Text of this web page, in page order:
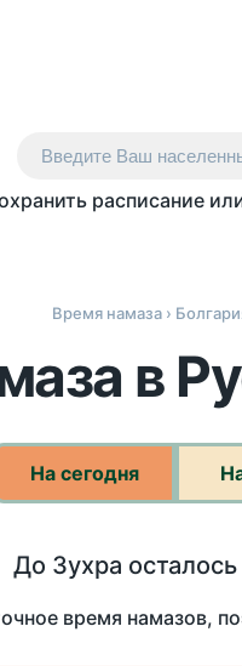
Введите Ваш
расписание
Время намаза ›
в
На сегодня
До Зухра
время намазов,